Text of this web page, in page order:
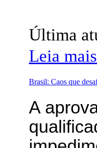
Última
Leia
Brasil: Caos que
A